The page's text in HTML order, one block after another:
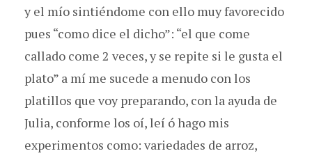
y el mío sintiéndome con ello muy favorecido
pues “como dice el dicho”: “el que come
callado come 2 veces, y se repite si le gusta el
plato” a mí me sucede a menudo con los
platillos que voy preparando, con la ayuda de
Julia, conforme los oí, leí ó hago mis
experimentos como: variedades de arroz,